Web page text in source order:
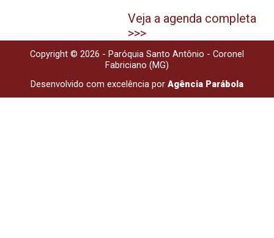
Veja a agenda completa
>>>
Copyright © 2026 - Paróquia Santo Antônio - Coronel
Fabriciano (MG)
Desenvolvido com excelência por Agência Parábola